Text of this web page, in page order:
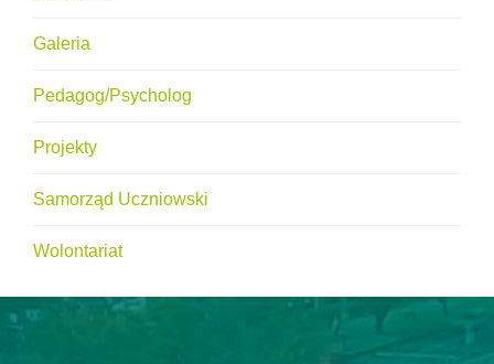
Galeria
Pedagog/Psycholog
Projekty
Samorząd Uczniowski
Wolontariat